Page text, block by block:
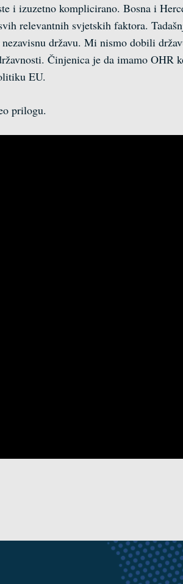
i izuzetno komplicirano. Bosna i
relevantnih svjetskih faktora.
državu. Mi nismo dobili
Činjenica je da imamo OHR
EU.
prilogu.